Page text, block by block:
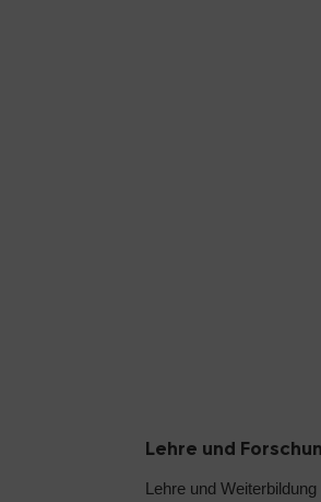
Lehre und
Lehre und Weiterbildung